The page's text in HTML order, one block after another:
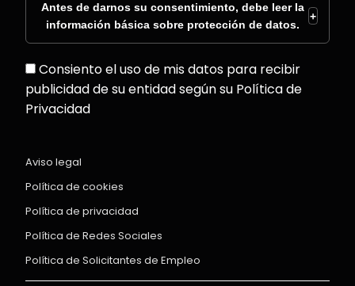
Antes de darnos su consentimiento, debe leer la
información básica sobre protección de datos.
+
Consiento el uso de mis datos para recibir
publicidad de su entidad según su Política de
Privacidad
Aviso legal
Política de cookies
Política de privacidad
Política de Redes Sociales
Política de Solicitantes de Empleo